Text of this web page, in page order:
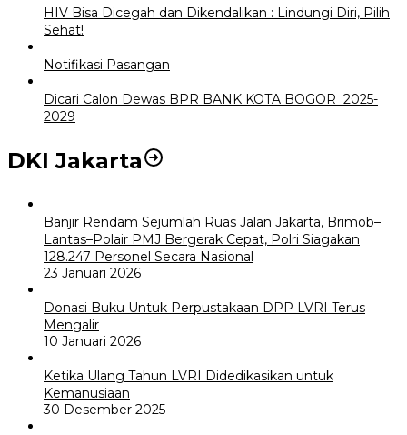
HIV Bisa Dicegah dan Dikendalikan : Lindungi Diri, Pilih
Sehat!
Notifikasi Pasangan
Dicari Calon Dewas BPR BANK KOTA BOGOR 2025-
2029
DKI Jakarta
Banjir Rendam Sejumlah Ruas Jalan Jakarta, Brimob–
Lantas–Polair PMJ Bergerak Cepat, Polri Siagakan
128.247 Personel Secara Nasional
23 Januari 2026
Donasi Buku Untuk Perpustakaan DPP LVRI Terus
Mengalir
10 Januari 2026
Ketika Ulang Tahun LVRI Didedikasikan untuk
Kemanusiaan
30 Desember 2025